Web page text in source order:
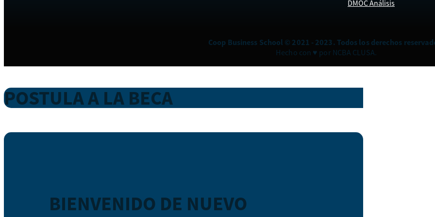
DMOC Análisis
Coop Business School © 2021 - 2023. Todos los derechos
Hecho con ♥ por NCBA CLUSA.
POSTULA A LA BECA
BIENVENIDO DE NUEVO